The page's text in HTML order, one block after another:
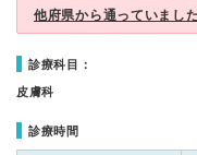
他府県から通っていまし
診療科目：
皮膚科
診療時間